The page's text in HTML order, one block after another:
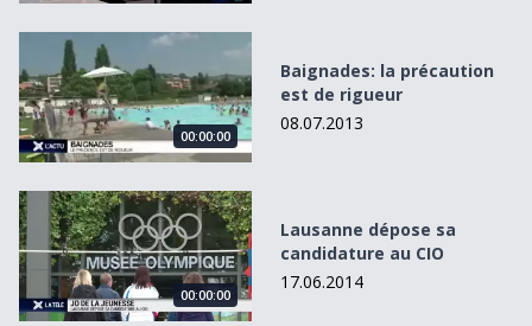
Baignades: la précaution est de rigueur
00:00:00
Baignades: la précaution
est de rigueur
08.07.2013
Lausanne dépose sa candidature au CIO
00:00:00
Lausanne dépose sa
candidature au CIO
17.06.2014